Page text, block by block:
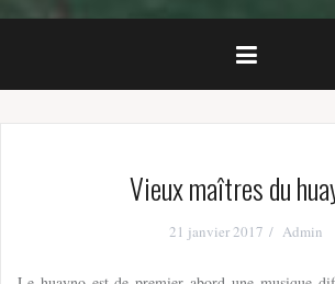
Vieux maîtres du
21 janvier 2017 Admin